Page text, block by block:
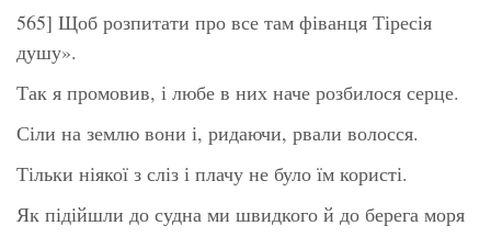
565] Щоб розпитати про все там фіванця Тіресія
душу».
Так я промовив, і любе в них наче розбилося серце.
Сіли на землю вони і, ридаючи, рвали волосся.
Тільки ніякої з сліз і плачу не було їм користі.
Як підійшли до судна ми швидкого й до берега моря